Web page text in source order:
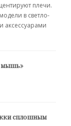
плечи.
в светло-
аксессуарами
мышь»
сплошным